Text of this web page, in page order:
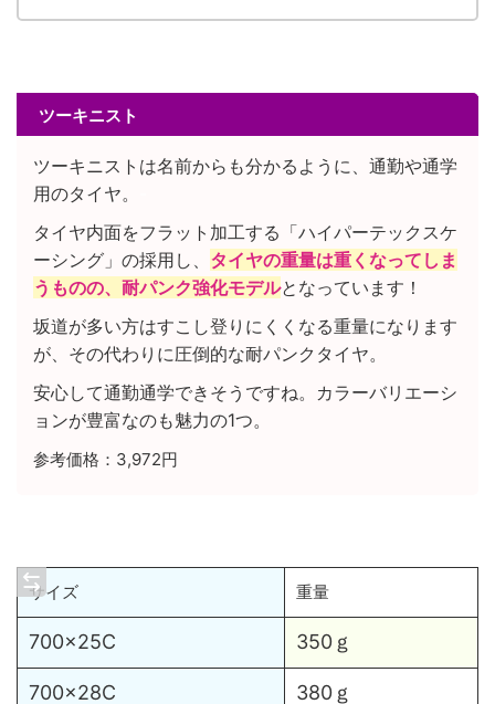
ツーキニスト
ツーキニストは名前からも分かるように、通勤や通学
用のタイヤ。
タイヤ内面をフラット加工する「ハイパーテックスケ
ーシング」の採用し、 タイヤの重量は重くなってしま
うものの、耐パンク強化モデルとなっています！
坂道が多い方はすこし登りにくくなる重量になります
が、その代わりに圧倒的な耐パンクタイヤ。
安心して通勤通学できそうですね。 カラーバリエーシ
ョンが豊富なのも魅力の1つ。
参考価格：3,972円
サイズ 重量
700×25C 350ｇ
700×28C 380ｇ